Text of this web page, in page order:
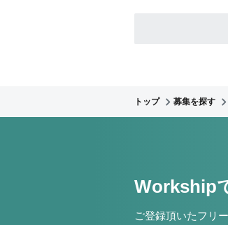
トップ 募集を探す
Workship
ご登録頂いたフリ